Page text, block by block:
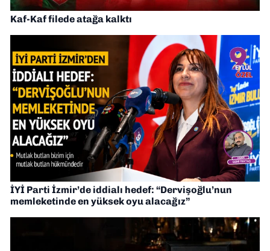
Kaf-Kaf filede atağa kalktı
İYİ Parti İzmir’de iddialı hedef: “Dervişoğlu’nun
memleketinde en yüksek oyu alacağız”